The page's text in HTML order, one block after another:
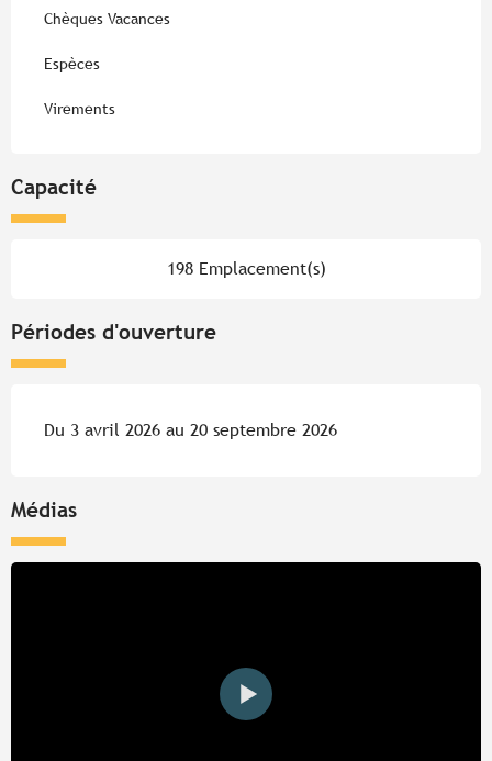
Chèques Vacances
Espèces
Virements
Capacité
198 Emplacement(s)
Périodes d'ouverture
Du 3 avril 2026 au 20 septembre 2026
Médias